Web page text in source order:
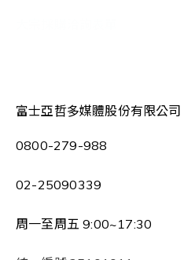
富士亞哲多媒體股份有限公司
0800-279-988
02-25090339
周一至周五 9:00~17:30